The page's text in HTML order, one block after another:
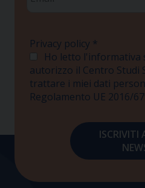
Privacy policy *
Ho letto l'informativa
autorizzo il Centro Studi
trattare i miei dati
Regolamento UE 2016/